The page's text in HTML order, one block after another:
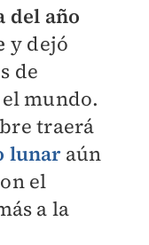
del año
y dejó
de
mundo.
traerá
lunaraún
el
a la